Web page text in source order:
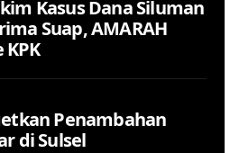
Kasus Dana Siluman
Suap, AMARAH
Penambahan
di Sulsel